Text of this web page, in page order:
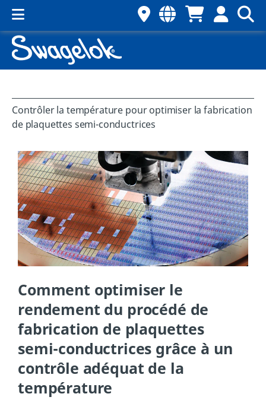
Contrôler la température pour optimiser la fabrication
de plaquettes semi-conductrices
Comment optimiser le
rendement du procédé de
fabrication de plaquettes
semi-conductrices grâce à un
contrôle adéquat de la
température